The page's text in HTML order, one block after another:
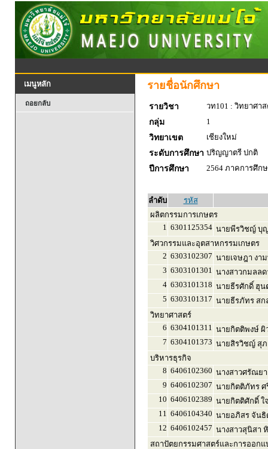
เมนูหลัก
ถอยกลับ
รายชื่อนักศึกษา
รายวิชา
วท101 : วิทยาศา
กลุ่ม
1
วิทยาเขต
เชียงใหม่
ระดับการศึกษา ปริญญาตรี ปกติ
ปีการศึกษา
2564 ภาคการศึก
ลำดับ
รหัส
ผลิตกรรมการเกษตร
1 6301125354 นายพีรวิชญ์ บุญ
วิศวกรรมและอุตสาหกรรมเกษตร
2 6303102307 นายเจษฎา งา
3 6303101301 นางสาวกมลลด
4 6303101318 นายธีรศักดิ์ ฮุน
5 6303101317 นายธีรภัทร ส
วิทยาศาสตร์
6 6304101311 นายกิตติพงษ์ ผิ
7 6304101373 นายสิรวิชญ์ สุ
บริหารธุรกิจ
8 6406102360 นางสาวศรัณย
9 6406102307 นายกิตติภัทร ศ
10 6406102389 นายกิตติศักดิ์ ใ
11 6406104340 นายอภิสร จันธิ
12 6406102457 นางสาวสุนิสา
สถาปัตยกรรมศาสตร์และการออก